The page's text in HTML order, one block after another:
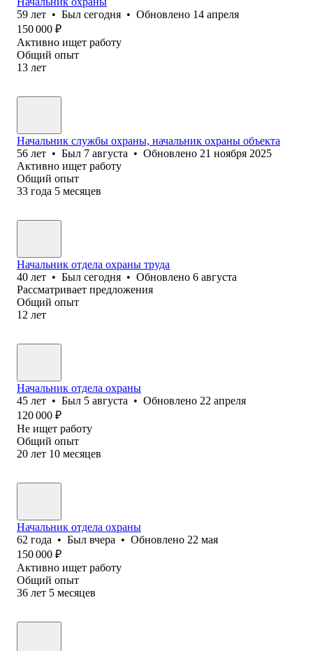
59 лет • Был сегодня • Обновлено 14 апреля
150 000 ₽
Активно ищет работу
Общий опыт
13 лет
Начальник службы охраны, начальник охраны объекта
56 лет • Был 7 августа • Обновлено 21 ноября 2025
Активно ищет работу
Общий опыт
33 года 5 месяцев
Начальник отдела охраны труда
40 лет • Был сегодня • Обновлено 6 августа
Рассматривает предложения
Общий опыт
12 лет
Начальник отдела охраны
45 лет • Был 5 августа • Обновлено 22 апреля
120 000 ₽
Не ищет работу
Общий опыт
20 лет 10 месяцев
Начальник отдела охраны
62 года • Был вчера • Обновлено 22 мая
150 000 ₽
Активно ищет работу
Общий опыт
36 лет 5 месяцев